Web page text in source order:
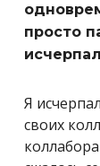
просто
Я
своих